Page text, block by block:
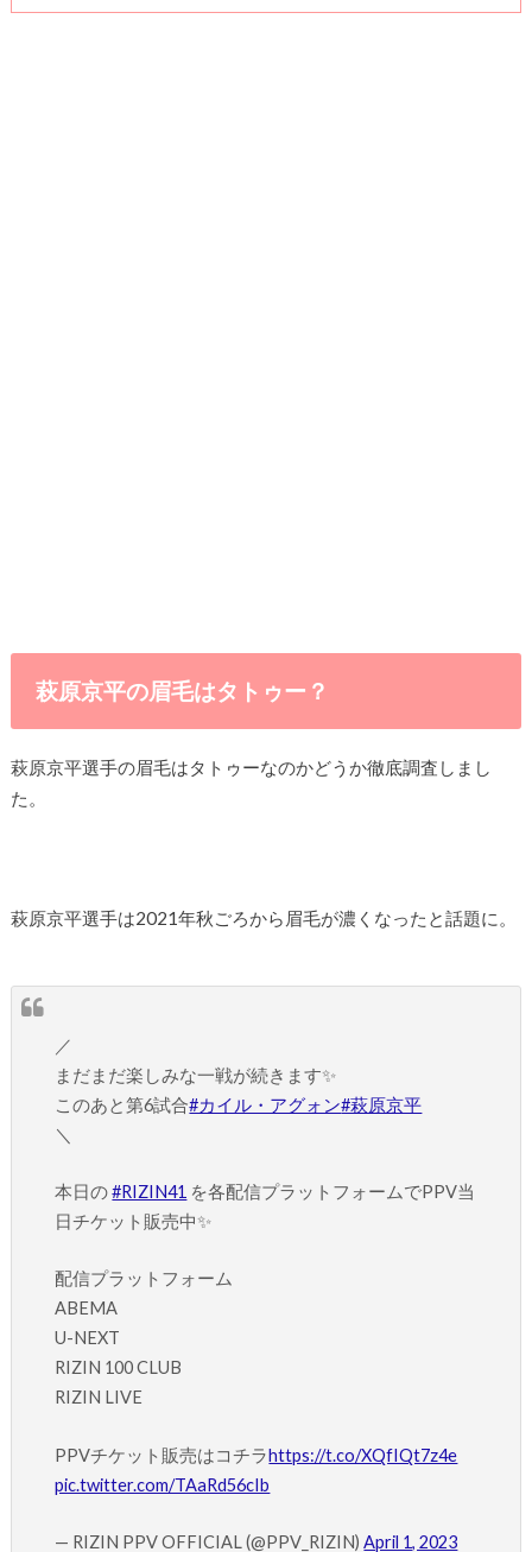
萩原京平の眉毛はタトゥー？
萩原京平選手の眉毛はタトゥーなのかどうか徹底調査しまし
た。
萩原京平選手は2021年秋ごろから眉毛が濃くなったと話題に。
／
まだまだ楽しみな一戦が続きます✨
このあと第6試合#カイル・アグォン#萩原京平
＼
本日の#RIZIN41 を各配信プラットフォームでPPV当
日チケット販売中✨
配信プラットフォーム
ABEMA
U-NEXT
RIZIN 100 CLUB
RIZIN LIVE
PPVチケット販売はコチラhttps://t.co/XQfIQt7z4e
pic.twitter.com/TAaRd56cIb
— RIZIN PPV OFFICIAL (@PPV_RIZIN)April 1, 2023